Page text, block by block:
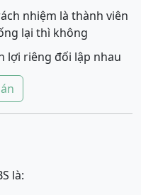
nhiệm là thành viên
lại thì không
lợi riêng đối lập nhau
là: